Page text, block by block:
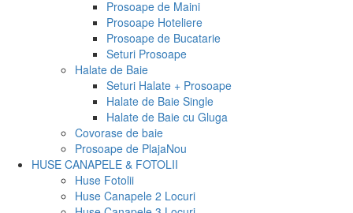
Prosoape de Maini
Prosoape Hoteliere
Prosoape de Bucatarie
Seturi Prosoape
Halate de Baie
Seturi Halate + Prosoape
Halate de Baie Single
Halate de Baie cu Gluga
Covorase de baie
Prosoape de PlajaNou
HUSE CANAPELE & FOTOLII
Huse Fotolii
Huse Canapele 2 Locuri